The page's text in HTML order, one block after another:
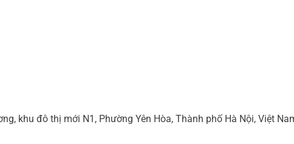
khu đô thị mới N1, Phường Yên Hòa, Thành phố Hà Nội, Việt